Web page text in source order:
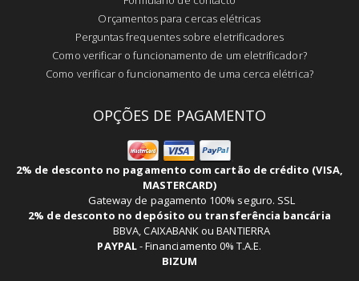
Orçamentos para cercas elétricas
Perguntas frequentes sobre eletrificadores
Como verificar o funcionamento de um eletrificador?
Como verificar o funcionamento de uma cerca elétrica?
OPÇÕES DE PAGAMENTO
2% de desconto no pagamento com cartão de crédito (VISA,
MASTERCARD)
Gateway de pagamento 100% seguro. SSL
2% de desconto no depósito ou transferência bancária
BBVA, CAIXABANK ou BANTIERRA
PAYPAL-Financiamento 0% T.A.E.
BIZUM